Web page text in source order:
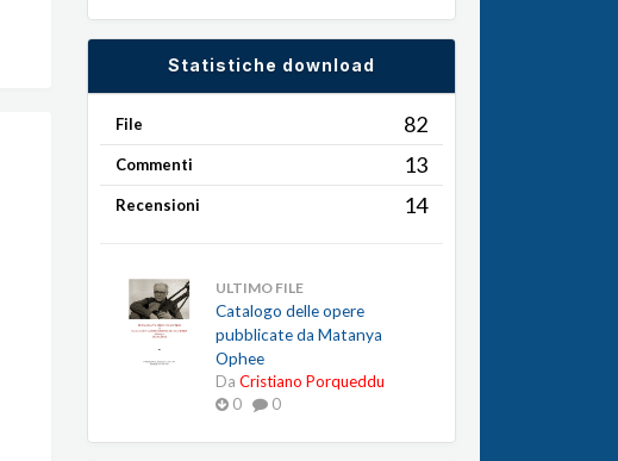
Statistiche download
File 82
Commenti 13
Recensioni 14
ULTIMO FILE
Catalogo delle opere
pubblicate da Matanya
Ophee
Da Cristiano Porqueddu
0
0